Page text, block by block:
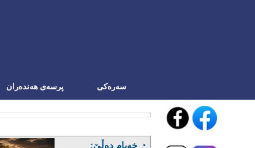
پرسەی هەندەران سه‌ره‌کی
خەیام دەڵێ: